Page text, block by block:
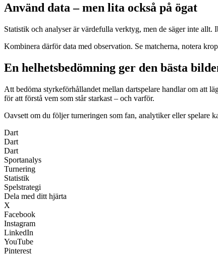
Använd data – men lita också på ögat
Statistik och analyser är värdefulla verktyg, men de säger inte
Kombinera därför data med observation. Se matcherna, notera
En helhetsbedömning ger den bästa
Att bedöma styrkeförhållandet mellan dartspelare handlar om att
för att förstå vem som står starkast – och varför.
Oavsett om du följer turneringen som fan, analytiker eller spelare
Dart
Dart
Dart
Sportanalys
Turnering
Statistik
Spelstrategi
Dela med ditt hjärta
X
Facebook
Instagram
LinkedIn
YouTube
Pinterest